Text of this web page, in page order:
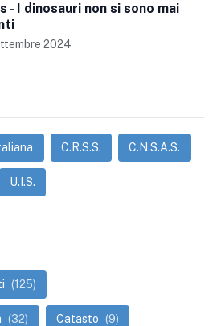
- I dinosauri non si sono mai
2024
C.R.S.S. C.N.S.A.S.
U.I.S.
(125)
(32) Catasto (9)